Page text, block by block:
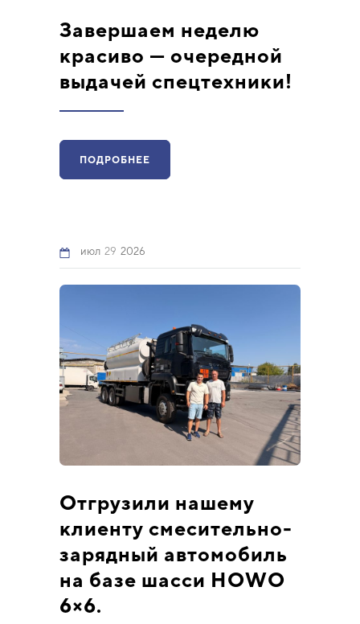
Завершаем неделю
красиво — очередной
выдачей спецтехники!
ПОДРОБНЕЕ
июл 29 2026
Отгрузили нашему
клиенту смесительно-
зарядный автомобиль
на базе шасси HOWO
6×6.